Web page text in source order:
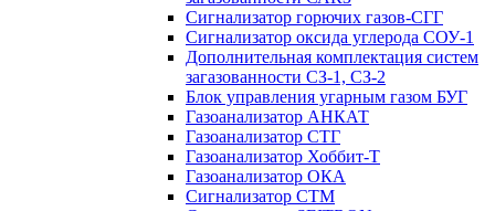
Сигнализатор горючих газов-СГГ
Сигнализатор оксида углерода СОУ-1
Дополнительная комплектация систем
загазованности СЗ-1, СЗ-2
Блок управления угарным газом БУГ
Газоанализатор АНКАТ
Газоанализатор СТГ
Газоанализатор Хоббит-Т
Газоанализатор ОКА
Сигнализатор СТМ